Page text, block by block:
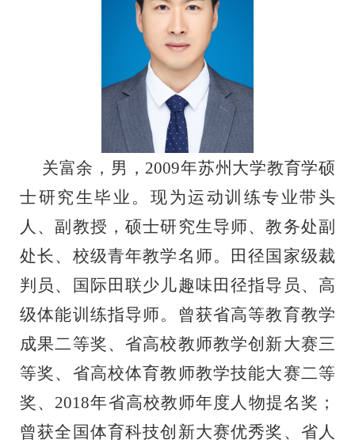
关富余，男，2009年苏州大学教育学硕
士研究生毕业。现为运动训练专业带头
人、副教授，硕士研究生导师、教务处副
处长、校级青年教学名师。田径国家级裁
判员、国际田联少儿趣味田径指导员、高
级体能训练指导师。曾获省高等教育教学
成果二等奖、省高校教师教学创新大赛三
等奖、省高校体育教师教学技能大赛二等
奖、2018年省高校教师年度人物提名奖；
曾获全国体育科技创新大赛优秀奖、省人